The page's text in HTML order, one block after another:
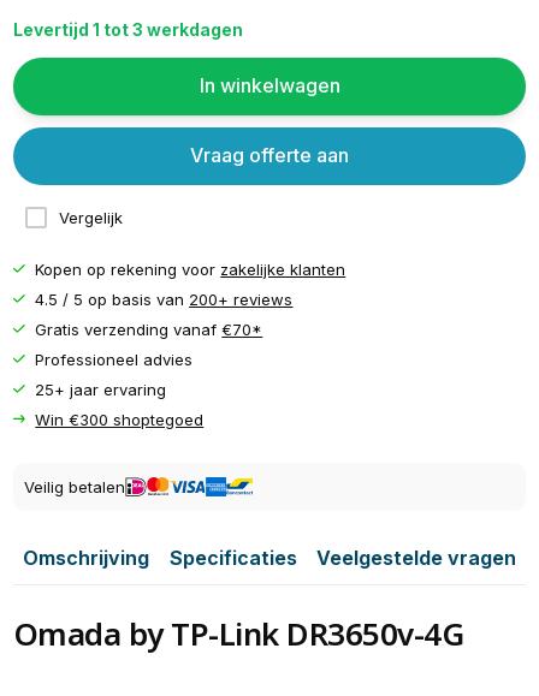
Levertijd 1 tot 3 werkdagen
In winkelwagen
Vergelijk
Vraag offerte aan
Kopen op rekening voor zakelijke klanten
4.5 / 5 op basis van 200+ reviews
Gratis verzending vanaf€70*
Professioneel advies
25+ jaar ervaring
Win €300 shoptegoed
Veilig betalen
Omschrijving Specificaties Veelgestelde vragen
Omada by TP-Link DR3650v-4G